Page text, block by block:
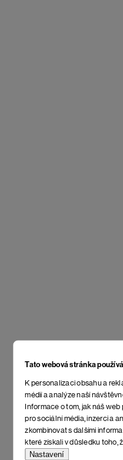
Tato webová stránka
K personalizaci obsahu a
médií a analýze naší
Informace o tom, jak náš
pro sociální média, inzerci a
zkombinovat s dalšími
které získali v důsledku toho,
Nastavení